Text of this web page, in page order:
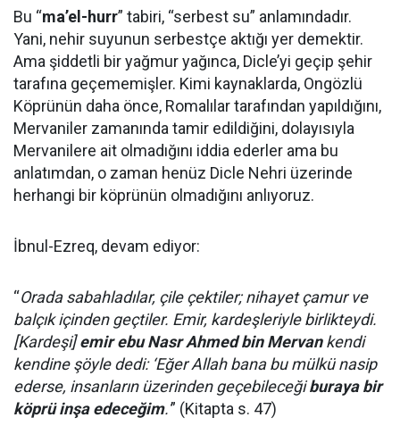
Bu “ma’el-hurr” tabiri, “serbest su” anlamındadır.
Yani, nehir suyunun serbestçe aktığı yer demektir.
Ama şiddetli bir yağmur yağınca, Dicle’yi geçip şehir
tarafına geçememişler. Kimi kaynaklarda, Ongözlü
Köprünün daha önce, Romalılar tarafından yapıldığını,
Mervaniler zamanında tamir edildiğini, dolayısıyla
Mervanilere ait olmadığını iddia ederler ama bu
anlatımdan, o zaman henüz Dicle Nehri üzerinde
herhangi bir köprünün olmadığını anlıyoruz.
İbnul-Ezreq, devam ediyor:
“Orada sabahladılar, çile çektiler; nihayet çamur ve
balçık içinden geçtiler. Emir, kardeşleriyle birlikteydi.
[Kardeşi]emir ebu Nasr Ahmed bin Mervankendi
kendine şöyle dedi: ‘Eğer Allah bana bu mülkü nasip
ederse, insanların üzerinden geçebileceğiburaya bir
köprü inşa edeceğim.'” (Kitapta s. 47)